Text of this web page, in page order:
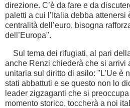
direzione. C’è da fare e da
paletti a cui l’Italia debba attenersi
centralità dell’euro, bisogna
dell’Europa".
Sul tema dei rifugiati, al pari
anche Renzi chiederà che si arrivi
unitaria sul diritto di asilo: "L’Ue è
stati abbattuti e se questo non lo
leader zigzaganti che si
momento storico, toccherà a noi